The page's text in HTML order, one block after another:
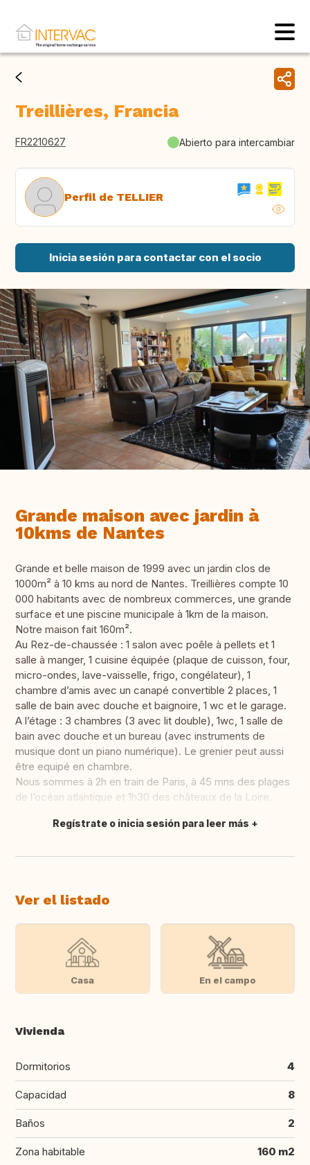
Treillières, Francia
FR2210627 Abierto para intercambiar
Perfil de TELLIER
Inicia sesión para contactar con el socio
Grande maison avec jardin à
10kms de Nantes
Grande et belle maison de 1999 avec un jardin clos de
1000m² à 10 kms au nord de Nantes. Treillières compte 10
000 habitants avec de nombreux commerces, une grande
surface et une piscine municipale à 1km de la maison.
Notre maison fait 160m².
Au Rez-de-chaussée : 1 salon avec poêle à pellets et 1
salle à manger, 1 cuisine équipée (plaque de cuisson, four,
micro-ondes, lave-vaisselle, frigo, congélateur), 1
chambre d’amis avec un canapé convertible 2 places, 1
salle de bain avec douche et baignoire, 1 wc et le garage.
A l’étage : 3 chambres (3 avec lit double), 1wc, 1 salle de
bain avec douche et un bureau (avec instruments de
musique dont un piano numérique). Le grenier peut aussi
être equipé en chambre.
Nous sommes à 2h en train de Paris, à 45 mns des plages
de l’océan atlantique et 1h30 des châteaux de la Loire.
Traducir
Regístrate o inicia sesión para leer más
Ver el listado
Casa En el campo
Vivienda
Dormitorios 4
Capacidad 8
Baños 2
Zona habitable 160 m2